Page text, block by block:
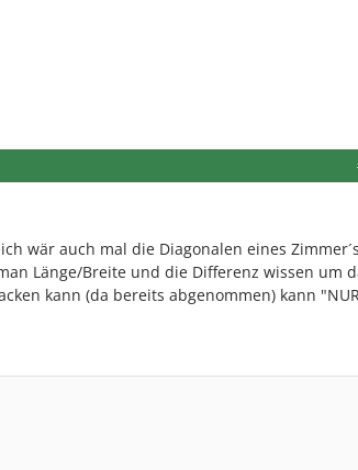
wär auch mal die Diagonalen eines Zimmer´s
Länge/Breite und die Differenz wissen um
kann (da bereits abgenommen) kann